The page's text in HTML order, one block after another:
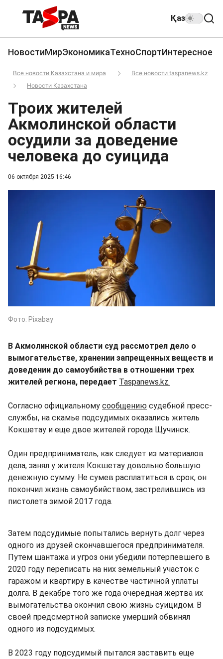
Қаз
НовостиМирЭкономикаТехноСпортИнтересное
Все новости Казахстана и мира
Все новости taspanews.kz
Новости Казахстана
06 октября 2025 16:46
Троих жителей
Акмолинской области
осудили за доведение
человека до суицида
Фото: Pixabay
В Акмолинской области суд рассмотрел дело о
вымогательстве, хранении запрещенных веществ и
доведении до самоубийства в отношении трех
жителей региона, передает Taspanews.kz.
Согласно официальному сообщению судебной пресс-
службы, на скамье подсудимых оказались житель
Кокшетау и еще двое жителей города Щучинск.
Один предприниматель, как следует из материалов
дела, занял у жителя Кокшетау довольно большую
денежную сумму. Не сумев расплатиться в срок, он
покончил жизнь самоубийством, застрелившись из
пистолета зимой 2017 года.
Затем подсудимые попытались вернуть долг через
одного из друзей скончавшегося предпринимателя.
Путем шантажа и угроз они убедили потерпевшего в
2020 году переписать на них земельный участок с
гаражом и квартиру в качестве частичной уплаты
долга. В декабре того же года очередная жертва их
вымогательства окончил свою жизнь суицидом. В
своей предсмертной записке умерший обвинял
одного из подсудимых.
В 2023 году подсудимый пытался заставить еще